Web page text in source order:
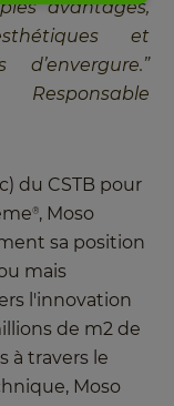
avantages,
et
du CSTB pour
®, Moso
sa position
mais
l'innovation
de m2 de
à travers le
Moso